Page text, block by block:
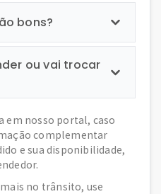
bons?
ou vai trocar
em nosso portal, caso
complementar
e sua disponibilidade,
no trânsito, use